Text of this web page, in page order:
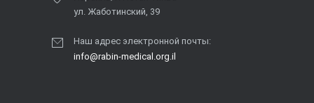
ул. Жаботинский, 39
Наш адрес электронной почты:
info@rabin-medical.org.il